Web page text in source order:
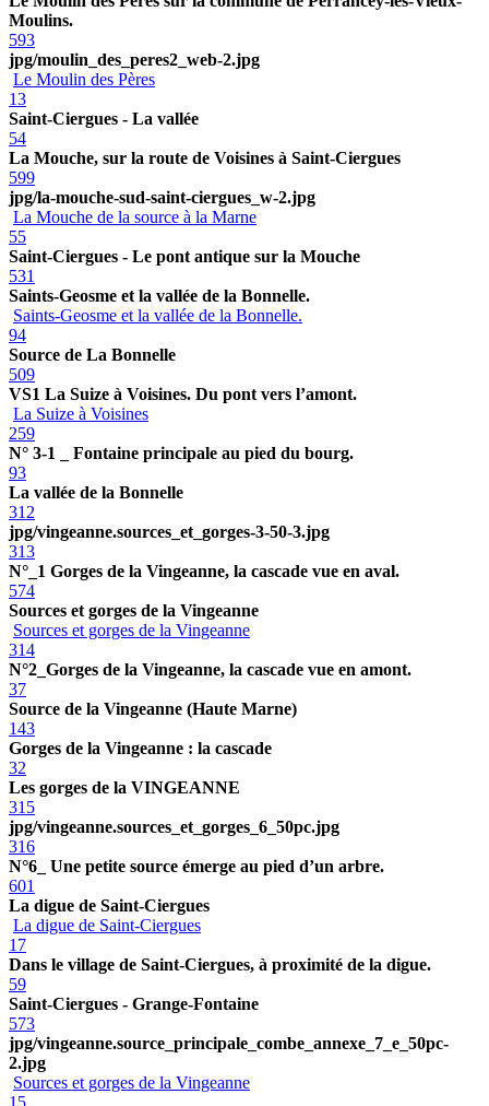
Moulins.
593
jpg/moulin_des_peres2_web-2.jpg
Le Moulin des Pères
13
Saint-Ciergues - La vallée
54
La Mouche, sur la route de Voisines à Saint-Ciergues
599
jpg/la-mouche-sud-saint-ciergues_w-2.jpg
La Mouche de la source à la Marne
55
Saint-Ciergues - Le pont antique sur la Mouche
531
Saints-Geosme et la vallée de la Bonnelle.
Saints-Geosme et la vallée de la Bonnelle.
94
Source de La Bonnelle
509
VS1 La Suize à Voisines. Du pont vers l’amont.
La Suize à Voisines
259
N° 3-1 _ Fontaine principale au pied du bourg.
93
La vallée de la Bonnelle
312
jpg/vingeanne.sources_et_gorges-3-50-3.jpg
313
N°_1 Gorges de la Vingeanne, la cascade vue en aval.
574
Sources et gorges de la Vingeanne
Sources et gorges de la Vingeanne
314
N°2_Gorges de la Vingeanne, la cascade vue en amont.
37
Source de la Vingeanne (Haute Marne)
143
Gorges de la Vingeanne : la cascade
32
Les gorges de la VINGEANNE
315
jpg/vingeanne.sources_et_gorges_6_50pc.jpg
316
N°6_ Une petite source émerge au pied d’un arbre.
601
La digue de Saint-Ciergues
La digue de Saint-Ciergues
17
Dans le village de Saint-Ciergues, à proximité de la digue.
59
Saint-Ciergues - Grange-Fontaine
573
jpg/vingeanne.source_principale_combe_annexe_7_e_50pc-
2.jpg
Sources et gorges de la Vingeanne
15